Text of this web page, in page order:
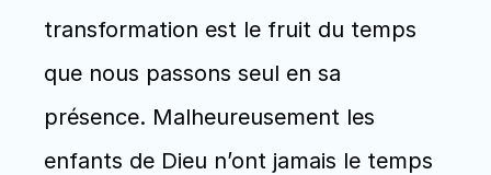
transformation est le fruit du temps
que nous passons seul en sa
présence. Malheureusement les
enfants de Dieu n’ont jamais le temps